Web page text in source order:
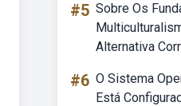
#5 Sobre Os
Alternativa
#6 O Sistema
Está